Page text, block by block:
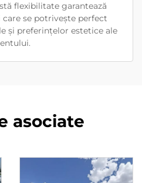
flexibilitate garantează
se potrivește perfect
și preferințelor estetice ale
asociate